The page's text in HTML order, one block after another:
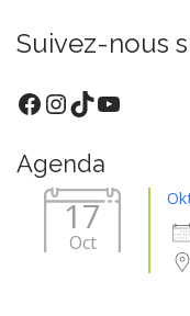
Suivez-nous
Facebook
Instagram
TikTok
YouTube
Agenda
17
Oct